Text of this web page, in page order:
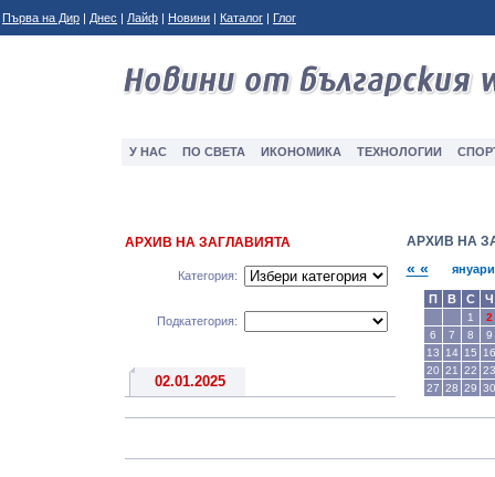
Първа на Дир | Днес | Лайф | Новини | Каталог | Глог
У НАС ПО СВЕТА ИКОНОМИКА ТЕXНОЛОГИИ
АРХИВ НА ЗАГЛАВИЯТА
Категория:
Подкатегория:
АРХИВ НА
« «
П В С Ч
1
2
6
7 8
9
13
14 15
16
20 21 22 23
27 28 29 30
02.01.2025